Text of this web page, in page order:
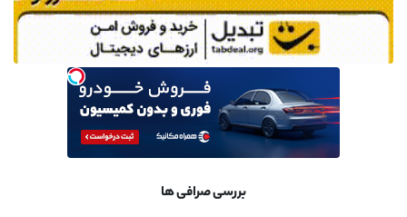
بررسی صرافی ها